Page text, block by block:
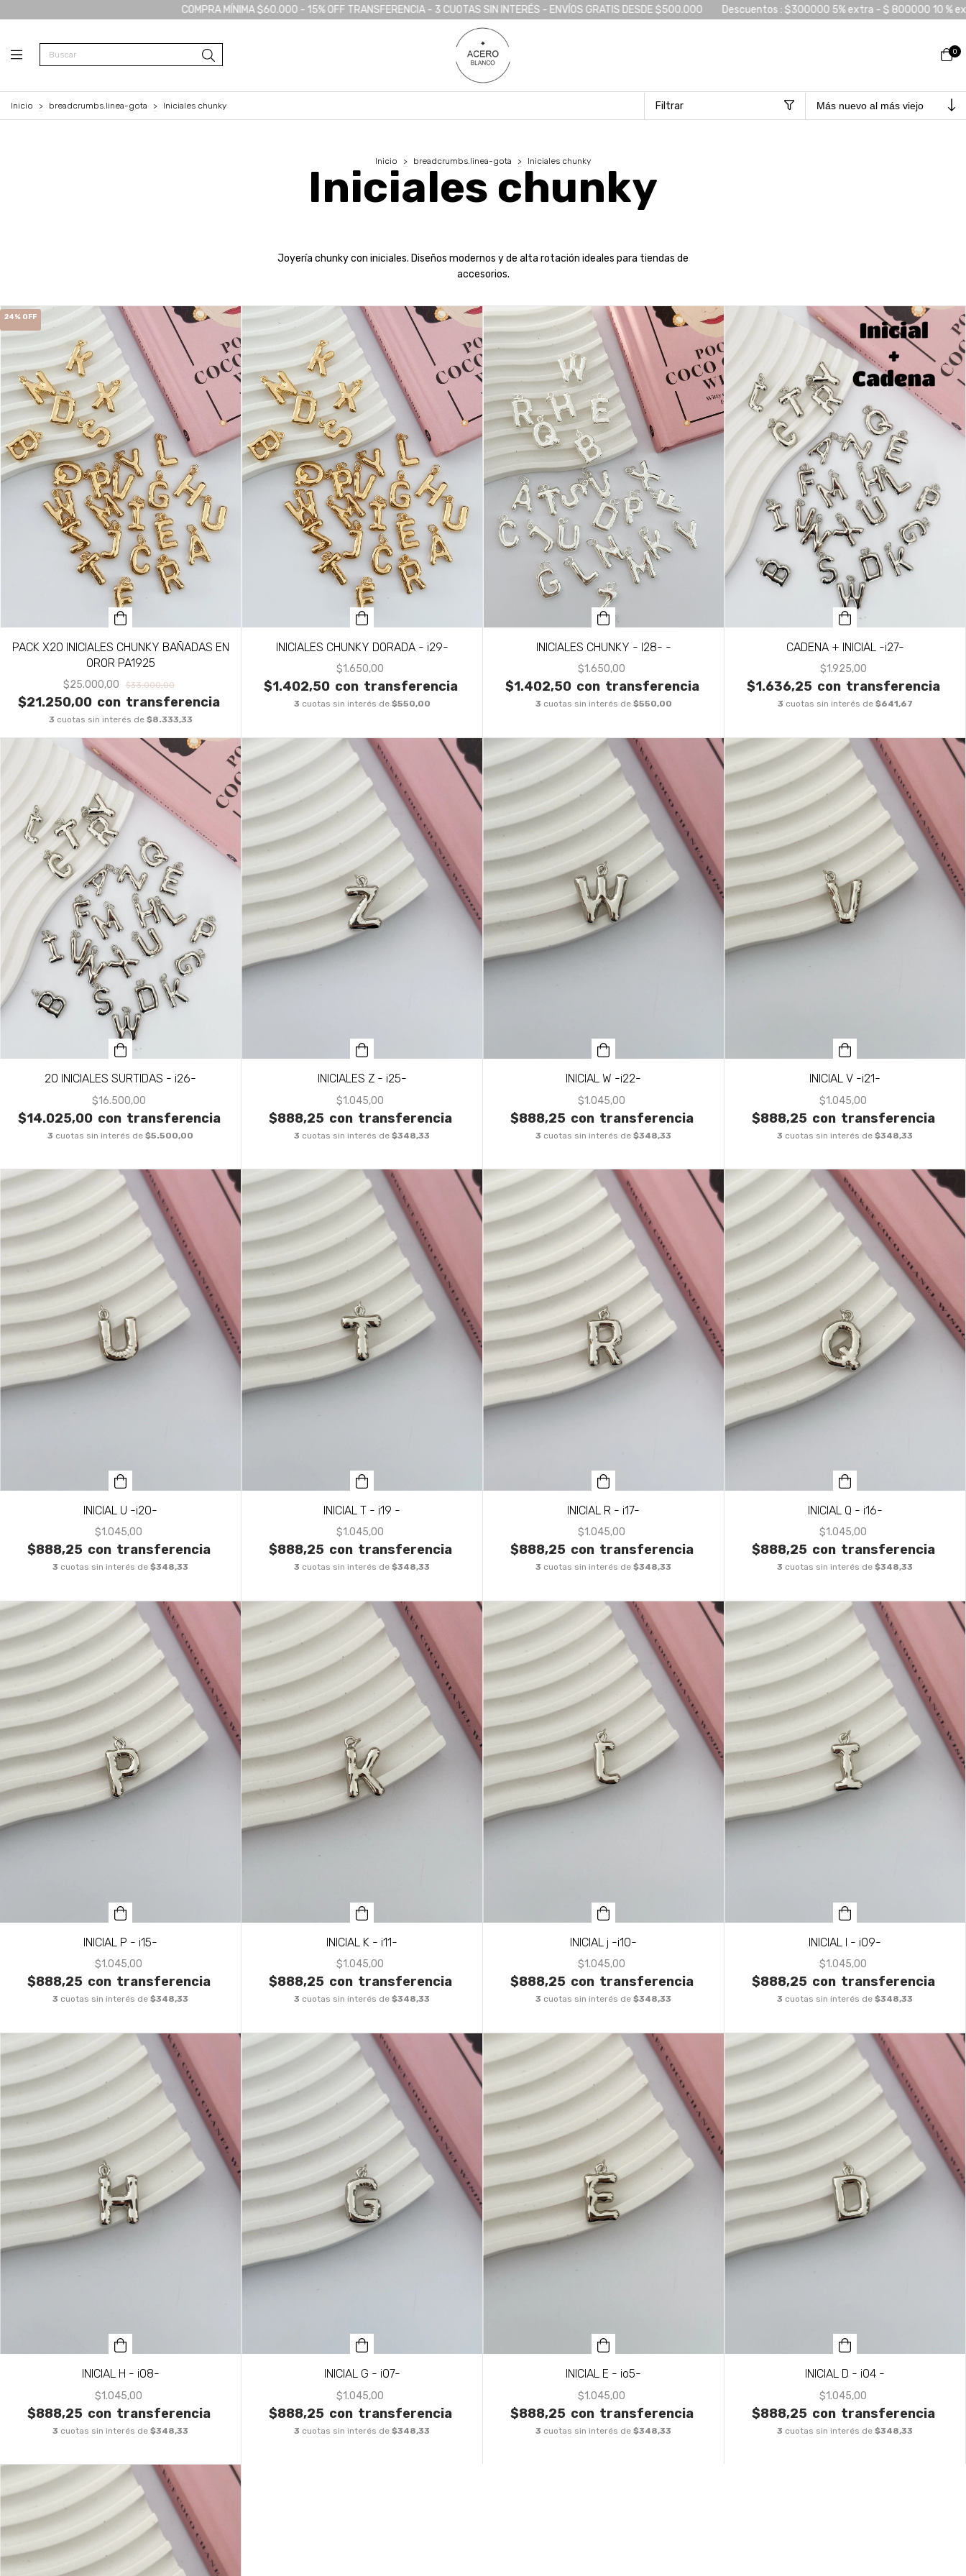
COMPRA MÍNIMA $60.000 - 15% OFF TRANSFERENCIA - 3 CUOTAS SIN INTERÉS - ENVÍOS GRATIS DESDE $500.000 Descuentos : $300000 5% extra - $ 800000 10 % extra - $ 1500000 15 % extra
0
Inicio > breadcrumbs.linea-gota > Iniciales chunky Filtrar
Inicio > breadcrumbs.linea-gota > Iniciales chunky
Iniciales chunky
Joyería chunky con iniciales. Diseños modernos y de alta rotación ideales para tiendas de
accesorios.
24% OFF
PACK X20 INICIALES CHUNKY BAÑADAS EN
OROR PA1925
$25.000,00 $33.000,00
$21.250,00 con transferencia
3 cuotas sin interés de $8.333,33
INICIALES CHUNKY DORADA - i29-
$1.650,00
$1.402,50 con transferencia
3 cuotas sin interés de $550,00
INICIALES CHUNKY - I28- -
$1.650,00
$1.402,50 con transferencia
3 cuotas sin interés de $550,00
CADENA + INICIAL -i27-
$1.925,00
$1.636,25 con transferencia
3 cuotas sin interés de $641,67
20 INICIALES SURTIDAS - i26-
$16.500,00
$14.025,00 con transferencia
3 cuotas sin interés de $5.500,00
INICIALES Z - i25-
$1.045,00
$888,25 con transferencia
3 cuotas sin interés de $348,33
INICIAL W -i22-
$1.045,00
$888,25 con transferencia
3 cuotas sin interés de $348,33
INICIAL V -i21-
$1.045,00
$888,25 con transferencia
3 cuotas sin interés de $348,33
INICIAL U -i20-
$1.045,00
$888,25 con transferencia
3 cuotas sin interés de $348,33
INICIAL T - i19 -
$1.045,00
$888,25 con transferencia
3 cuotas sin interés de $348,33
INICIAL R - i17-
$1.045,00
$888,25 con transferencia
3 cuotas sin interés de $348,33
INICIAL Q - i16-
$1.045,00
$888,25 con transferencia
3 cuotas sin interés de $348,33
INICIAL P - i15-
$1.045,00
$888,25 con transferencia
3 cuotas sin interés de $348,33
INICIAL K - i11-
$1.045,00
$888,25 con transferencia
3 cuotas sin interés de $348,33
INICIAL j -i10-
$1.045,00
$888,25 con transferencia
3 cuotas sin interés de $348,33
INICIAL I - i09-
$1.045,00
$888,25 con transferencia
3 cuotas sin interés de $348,33
INICIAL H - i08-
$1.045,00
$888,25 con transferencia
3 cuotas sin interés de $348,33
INICIAL G - i07-
$1.045,00
$888,25 con transferencia
3 cuotas sin interés de $348,33
INICIAL E - io5-
$1.045,00
$888,25 con transferencia
3 cuotas sin interés de $348,33
INICIAL D - i04 -
$1.045,00
$888,25 con transferencia
3 cuotas sin interés de $348,33